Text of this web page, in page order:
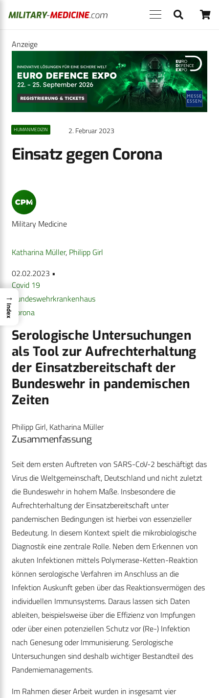
Anzeige
HUMANMEDIZIN 2. Februar 2023
Einsatz gegen Corona
Military Medicine
Katharina Müller, Philipp Girl
02.02.2023 •
Covid 19
Bundeswehrkrankenhaus
Corona
Serologische Untersuchungen
als Tool zur Aufrechterhaltung
der Einsatzbereitschaft der
Bundeswehr in pandemischen
Zeiten
Philipp Girl, Katharina Müller
Zusammenfassung
Seit dem ersten Auftreten von SARS-CoV-2 beschäftigt das
Virus die Weltgemeinschaft, Deutschland und nicht zuletzt
die Bundeswehr in hohem Maße. Insbesondere die
Aufrechterhaltung der Einsatzbereitschaft unter
pandemischen Bedingungen ist hierbei von essenzieller
Bedeutung. In diesem Kontext spielt die mikrobiologische
Diagnostik eine zentrale Rolle. Neben dem Erkennen von
akuten Infektionen mittels Polymerase-Ketten-Reaktion
können serologische Verfahren im Anschluss an die
Infektion Auskunft geben über das Reaktionsvermögen des
individuellen Immunsystems. Daraus lassen sich Daten
ableiten, beispielsweise über die Effizienz von Impfungen
oder über einen potenziellen Schutz vor (Re-) Infektion
nach Genesung oder Immunisierung. Serologische
Untersuchungen sind deshalb wichtiger Bestandteil des
Pandemiemanagements.
Im Rahmen dieser Arbeit wurden in insgesamt vier
→
Index